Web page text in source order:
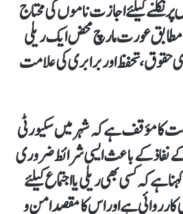
نکلنے کیلئے اجازت ناموں کی محتاج
عورت مارچ محض ایک ریلی
حقوق، تحفظ اور برابری کی علامت
مؤقف ہے کہ شہر میں سکیورٹی
اور دفعہ 144 کے نفاذ کے باعث ایسی شرائط ضروری
ہے کہ کسی بھی ریلی یا اجتماع کیلئے
کارروائی ہے اور اس کا مقصد امن و